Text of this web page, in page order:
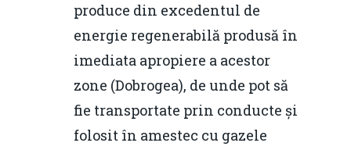
produce din excedentul de
energie regenerabilă produsă în
imediata apropiere a acestor
zone (Dobrogea), de unde pot să
fie transportate prin conducte și
folosit în amestec cu gazele